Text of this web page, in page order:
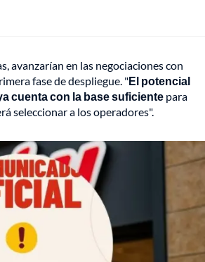
avanzarían en las negociaciones con
fase de despliegue. "El potencial
cuenta con la base suficiente para
seleccionar a los operadores".